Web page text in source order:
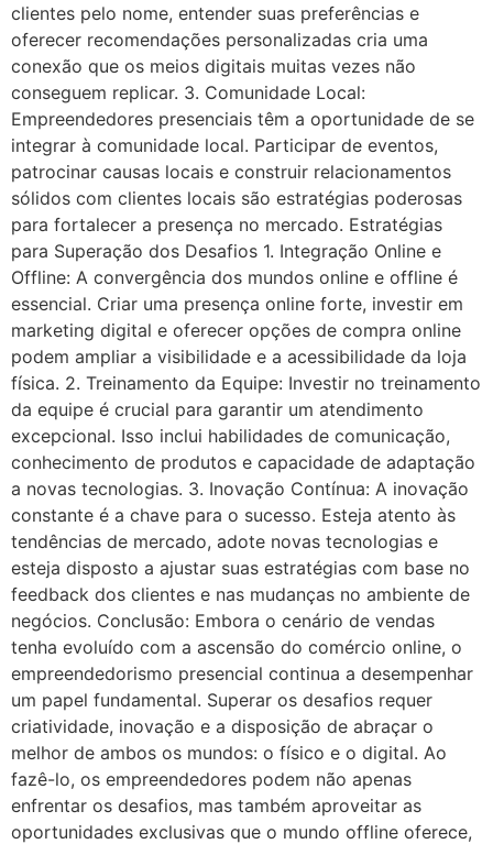
clientes pelo nome, entender suas preferências e
oferecer recomendações personalizadas cria uma
conexão que os meios digitais muitas vezes não
conseguem replicar. 3. Comunidade Local:
Empreendedores presenciais têm a oportunidade de se
integrar à comunidade local. Participar de eventos,
patrocinar causas locais e construir relacionamentos
sólidos com clientes locais são estratégias poderosas
para fortalecer a presença no mercado. Estratégias
para Superação dos Desafios 1. Integração Online e
Offline: A convergência dos mundos online e offline é
essencial. Criar uma presença online forte, investir em
marketing digital e oferecer opções de compra online
podem ampliar a visibilidade e a acessibilidade da loja
física. 2. Treinamento da Equipe: Investir no treinamento
da equipe é crucial para garantir um atendimento
excepcional. Isso inclui habilidades de comunicação,
conhecimento de produtos e capacidade de adaptação
a novas tecnologias. 3. Inovação Contínua: A inovação
constante é a chave para o sucesso. Esteja atento às
tendências de mercado, adote novas tecnologias e
esteja disposto a ajustar suas estratégias com base no
feedback dos clientes e nas mudanças no ambiente de
negócios. Conclusão: Embora o cenário de vendas
tenha evoluído com a ascensão do comércio online, o
empreendedorismo presencial continua a desempenhar
um papel fundamental. Superar os desafios requer
criatividade, inovação e a disposição de abraçar o
melhor de ambos os mundos: o físico e o digital. Ao
fazê-lo, os empreendedores podem não apenas
enfrentar os desafios, mas também aproveitar as
oportunidades exclusivas que o mundo offline oferece,